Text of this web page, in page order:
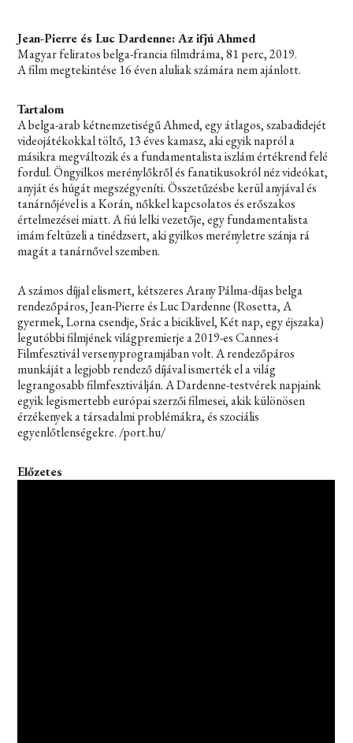
Jean-Pierre és Luc Dardenne: Az ifjú Ahmed
Magyar feliratos belga-francia filmdráma, 81 perc, 2019.
A film megtekintése 16 éven aluliak számára nem ajánlott.
Tartalom
A belga-arab kétnemzetiségű Ahmed, egy átlagos, szabadidejét
videojátékokkal töltő, 13 éves kamasz, aki egyik napról a
másikra megváltozik és a fundamentalista iszlám értékrend felé
fordul. Öngyilkos merénylőkről és fanatikusokról néz videókat,
anyját és húgát megszégyeníti. Összetűzésbe kerül anyjával és
tanárnőjével is a Korán, nőkkel kapcsolatos és erőszakos
értelmezései miatt. A fiú lelki vezetője, egy fundamentalista
imám feltüzeli a tinédzsert, aki gyilkos merényletre szánja rá
magát a tanárnővel szemben.
A számos díjjal elismert, kétszeres Arany Pálma-díjas belga
rendezőpáros, Jean-Pierre és Luc Dardenne (Rosetta, A
gyermek, Lorna csendje, Srác a biciklivel, Két nap, egy éjszaka)
legutóbbi filmjének világpremierje a 2019-es Cannes-i
Filmfesztivál versenyprogramjában volt. A rendezőpáros
munkáját a legjobb rendező díjával ismerték el a világ
legrangosabb filmfesztiválján. A Dardenne-testvérek napjaink
egyik legismertebb európai szerzői filmesei, akik különösen
érzékenyek a társadalmi problémákra, és szociális
egyenlőtlenségekre. /port.hu/
Előzetes